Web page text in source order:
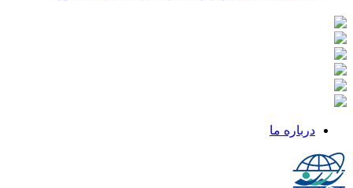
درباره ما